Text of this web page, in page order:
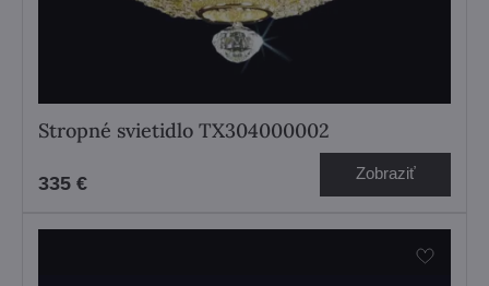
Stropné svietidlo TX304000002
335 € Zobraziť